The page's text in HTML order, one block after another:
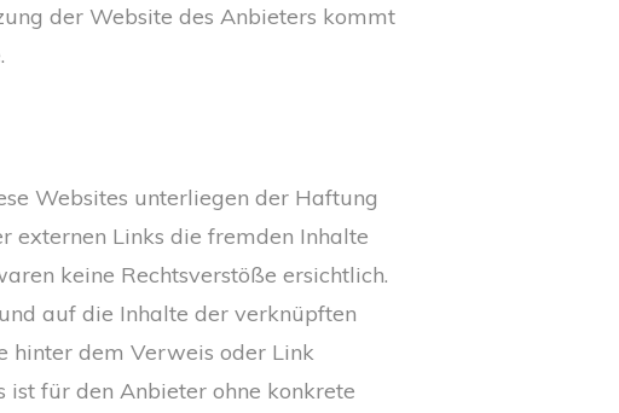
der Website des Anbieters kommt
Websites unterliegen der Haftung
externen Links die fremden Inhalte
keine Rechtsverstöße ersichtlich.
auf die Inhalte der verknüpften
hinter dem Verweis oder Link
ist für den Anbieter ohne konkrete